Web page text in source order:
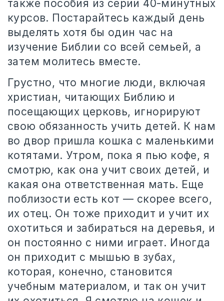
также пособия из серии 40-минутных
курсов. Постарайтесь каждый день
выделять хотя бы один час на
изучение Библии со всей семьей, а
затем молитесь вместе.
Грустно, что многие люди, включая
христиан, читающих Библию и
посещающих церковь, игнорируют
свою обязанность учить детей. К нам
во двор пришла кошка с маленькими
котятами. Утром, пока я пью кофе, я
смотрю, как она учит своих детей, и
какая она ответственная мать. Еще
поблизости есть кот — скорее всего,
их отец. Он тоже приходит и учит их
охотиться и забираться на деревья, и
он постоянно с ними играет. Иногда
он приходит с мышью в зубах,
которая, конечно, становится
учебным материалом, и так он учит